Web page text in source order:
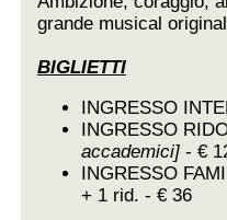
grande musical
BIGLIETTI
INGRESSO
INGRESSO
accademici]- €
INGRESSO
+ 1 rid. - € 36